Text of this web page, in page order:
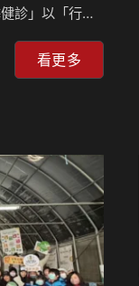
診」以「行車
，包含零件優
守護消費者的行
免費健檢用車
車保養的重
、引擎室、輪
看更多